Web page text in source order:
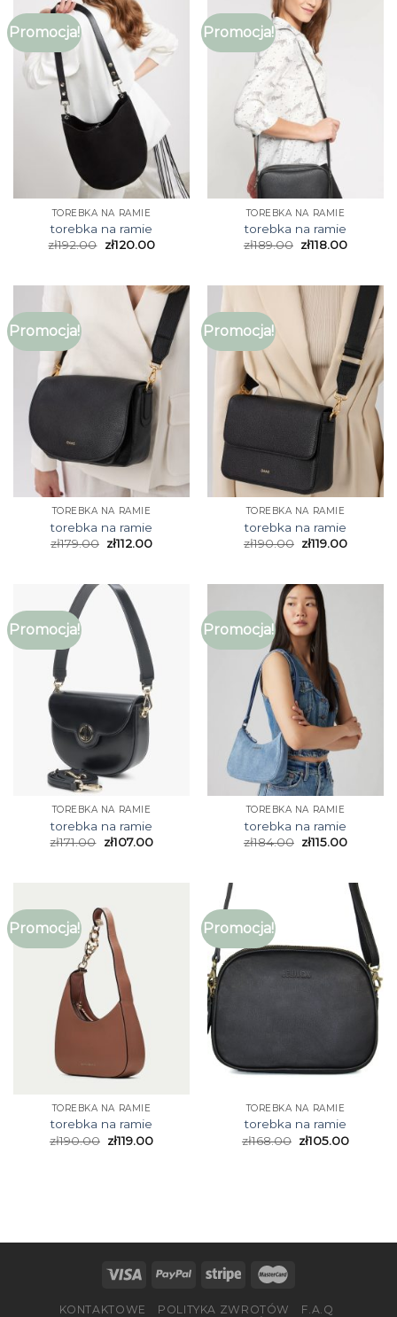
Promocja!
TOREBKA NA RAMIE
torebka na ramie
zł192.00 zł120.00
Promocja!
TOREBKA NA RAMIE
torebka na ramie
zł189.00 zł118.00
Promocja!
TOREBKA NA RAMIE
torebka na ramie
zł179.00 zł112.00
Promocja!
TOREBKA NA RAMIE
torebka na ramie
zł190.00 zł119.00
Promocja!
TOREBKA NA RAMIE
torebka na ramie
zł171.00 zł107.00
Promocja!
TOREBKA NA RAMIE
torebka na ramie
zł184.00 zł115.00
Promocja!
TOREBKA NA RAMIE
torebka na ramie
zł190.00 zł119.00
Promocja!
TOREBKA NA RAMIE
torebka na ramie
zł168.00 zł105.00
KONTAKTOWE POLITYKA ZWROTÓW
F.A.Q